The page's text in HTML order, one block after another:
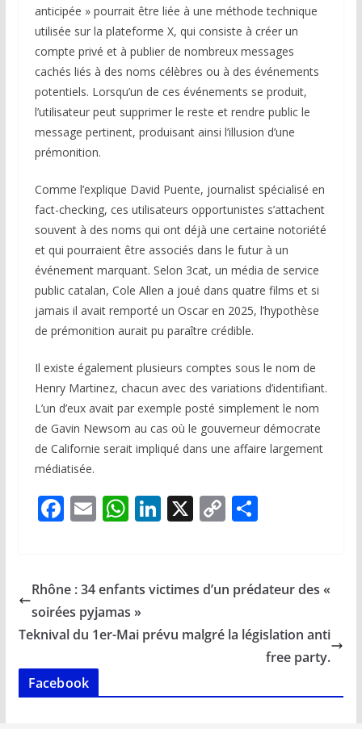
anticipée » pourrait être liée à une méthode technique
utilisée sur la plateforme X, qui consiste à créer un
compte privé et à publier de nombreux messages
cachés liés à des noms célèbres ou à des événements
potentiels. Lorsqu’un de ces événements se produit,
l’utilisateur peut supprimer le reste et rendre public le
message pertinent, produisant ainsi l’illusion d’une
prémonition.
Comme l’explique David Puente, journalist spécialisé en
fact-checking, ces utilisateurs opportunistes s’attachent
souvent à des noms qui ont déjà une certaine notoriété
et qui pourraient être associés dans le futur à un
événement marquant. Selon 3cat, un média de service
public catalan, Cole Allen a joué dans quatre films et si
jamais il avait remporté un Oscar en 2025, l’hypothèse
de prémonition aurait pu paraître crédible.
Il existe également plusieurs comptes sous le nom de
Henry Martinez, chacun avec des variations d’identifiant.
L’un d’eux avait par exemple posté simplement le nom
de Gavin Newsom au cas où le gouverneur démocrate
de Californie serait impliqué dans une affaire largement
médiatisée.
F
b
o
o
k
E
l
W
s
A
p
Li
e
n
X C
y
n
P
g
Rhône : 34 enfants victimes d’un prédateur des «
soirées pyjamas »
Teknival du 1er-Mai prévu malgré la législation anti
free party.
Facebook